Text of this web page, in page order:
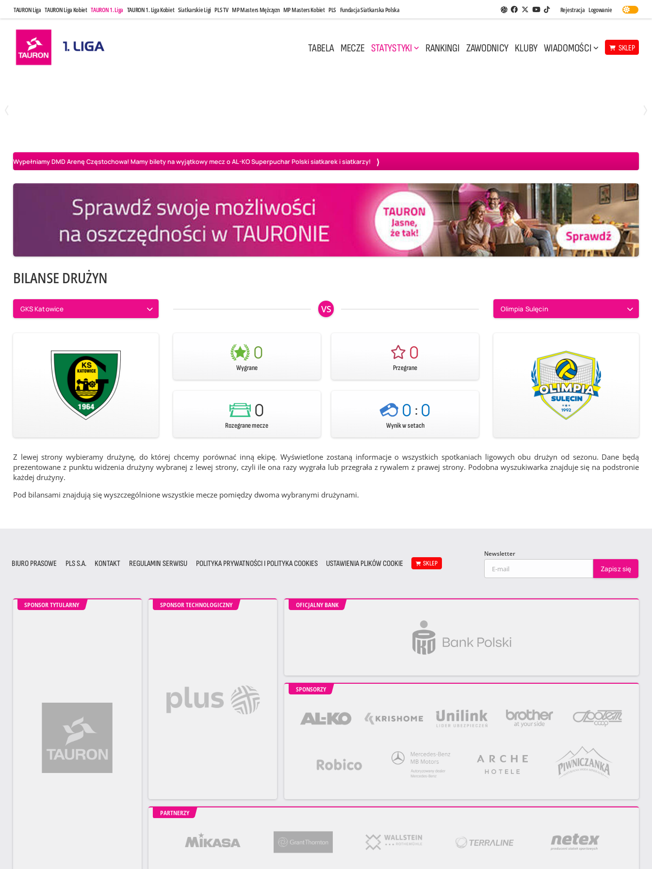
TAURON Liga TAURON Liga Kobiet TAURON 1. Liga TAURON 1. Liga Kobiet Siatkarskie Ligi PLS TV MP Masters Mężczyzn MP Masters Kobiet PLS Fundacja Siatkarska Polska Aplikacja Siatkarskie Ligi
Facebook
Twitter
Youtube
TikTok
Rejestracja Logowanie
TABELA MECZE STATYSTYKI RANKINGI ZAWODNICY KLUBY WIADOMOŚCI SKLEP
Wypełniamy DMD Arenę Częstochowa! Mamy bilety na wyjątkowy mecz o AL-KO Superpuchar Polski siatkarek i siatkarzy!
BILANSE DRUŻYN
GKS Katowice VS Olimpia Sulęcin
0
Wygrane
0
Przegrane
0
Rozegrane mecze
0:0
Wynik w setach
Z lewej strony wybieramy drużynę, do której chcemy porównać inną ekipę. Wyświetlone zostaną informacje o wszystkich spotkaniach ligowych obu drużyn od sezonu. Dane będą
prezentowane z punktu widzenia drużyny wybranej z lewej strony, czyli ile ona razy wygrała lub przegrała z rywalem z prawej strony. Podobna wyszukiwarka znajduje się na podstronie
każdej drużyny.
Pod bilansami znajdują się wyszczególnione wszystkie mecze pomiędzy dwoma wybranymi drużynami.
BIURO PRASOWE PLS S.A. KONTAKT REGULAMIN SERWISU POLITYKA PRYWATNOŚCI I POLITYKA COOKIES USTAWIENIA PLIKÓW COOKIE SKLEP
Newsletter
SPONSOR TYTULARNY SPONSOR TECHNOLOGICZNY OFICJALNY BANK
SPONSORZY
PARTNERZY